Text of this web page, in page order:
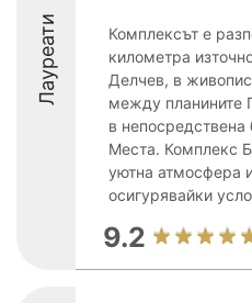
Лауреати
Комплексът е
километра
Делчев, в
между планините
в непосредствена
Места. Комплекс
уютна атмосфера
осигурявайки
9.2